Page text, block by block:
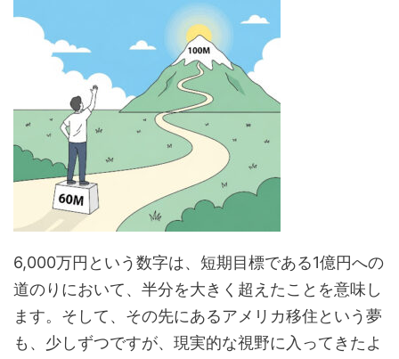
6,000万円という数字は、短期目標である1億円への
道のりにおいて、半分を大きく超えたことを意味し
ます。そして、その先にあるアメリカ移住という夢
も、少しずつですが、現実的な視野に入ってきたよ